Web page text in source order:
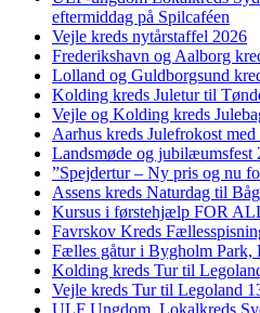
eftermiddag på Spilcaféen
Vejle kreds nytårstaffel 2026
Frederikshavn og Aalborg
Lolland og Guldborgsund
Kolding kreds Juletur til
Vejle og Kolding kreds
Aarhus kreds Julefrokost
Landsmøde og jubilæumsfest
”Spejdertur – Ny pris og nu
Assens kreds Naturdag til
Kursus i førstehjælp FOR
Favrskov Kreds
Fælles gåtur i Bygholm Park,
Kolding kreds Tur til
Vejle kreds Tur til Legoland